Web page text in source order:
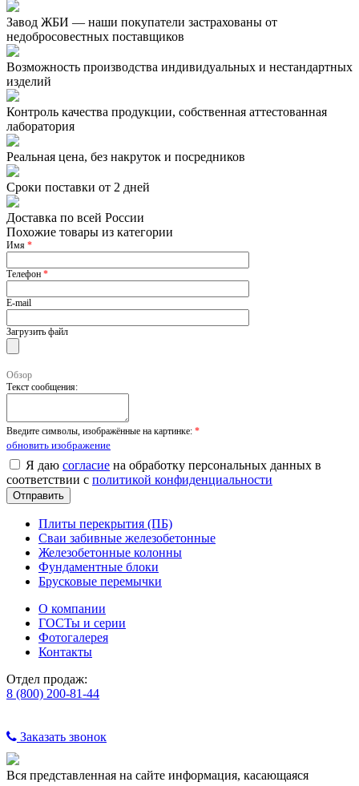
Завод ЖБИ — наши покупатели застрахованы от
недобросовестных поставщиков
Возможность производства индивидуальных и нестандартных
изделий
Контроль качества продукции, собственная аттестованная
лаборатория
Реальная цена, без накруток и посредников
Сроки поставки от 2 дней
Доставка по всей России
Похожие товары из категории
Имя *
Телефон *
E-mail
Загрузить файл
Обзор
Текст сообщения:
Введите символы, изображённые на картинке: *
обновить изображение
Я даю согласие на обработку персональных данных в
соответствии с политикой конфиденциальности
Плиты перекрытия (ПБ)
Сваи забивные железобетонные
Железобетонные колонны
Фундаментные блоки
Брусковые перемычки
О компании
ГОСТы и серии
Фотогалерея
Контакты
Отдел продаж:
8 (800) 200-81-44
Заказать звонок
Вся представленная на сайте информация, касающаяся